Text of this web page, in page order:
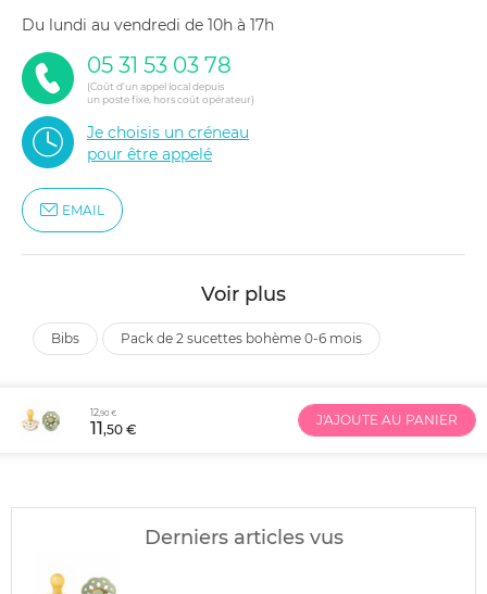
du lundi au vendredi de 10h à 17h
05 31 53 03 78
(Coût d'un appel local depuis
un poste fixe, hors coût opérateur)
Je choisis un créneau
pour être appelé
EMAIL
Voir plus
bibs pack de 2 sucettes bohème 0-6 mois
12,90 €
11,50 €
J'AJOUTE AU PANIER
Derniers articles vus